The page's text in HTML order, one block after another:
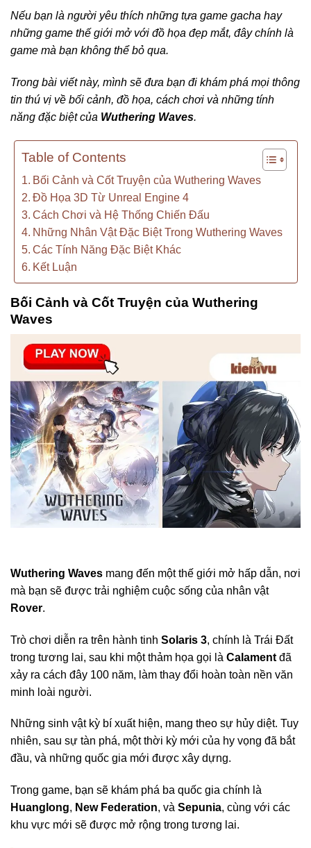
Nếu bạn là người yêu thích những tựa game gacha hay
những game thế giới mở với đồ họa đẹp mắt, đây chính là
game mà bạn không thể bỏ qua.
Trong bài viết này, mình sẽ đưa bạn đi khám phá mọi thông
tin thú vị về bối cảnh, đồ họa, cách chơi và những tính
năng đặc biệt của Wuthering Waves.
Table of Contents
Bối Cảnh và Cốt Truyện của Wuthering Waves
Đồ Họa 3D Từ Unreal Engine 4
Cách Chơi và Hệ Thống Chiến Đấu
Những Nhân Vật Đặc Biệt Trong Wuthering Waves
Các Tính Năng Đặc Biệt Khác
Kết Luận
Bối Cảnh và Cốt Truyện của Wuthering
Waves
Wuthering Waves mang đến một thế giới mở hấp dẫn, nơi
mà bạn sẽ được trải nghiệm cuộc sống của nhân vật
Rover.
Trò chơi diễn ra trên hành tinh Solaris 3, chính là Trái Đất
trong tương lai, sau khi một thảm họa gọi là Calament đã
xảy ra cách đây 100 năm, làm thay đổi hoàn toàn nền văn
minh loài người.
Những sinh vật kỳ bí xuất hiện, mang theo sự hủy diệt. Tuy
nhiên, sau sự tàn phá, một thời kỳ mới của hy vọng đã bắt
đầu, và những quốc gia mới được xây dựng.
Trong game, bạn sẽ khám phá ba quốc gia chính là
Huanglong, New Federation, và Sepunia, cùng với các
khu vực mới sẽ được mở rộng trong tương lai.